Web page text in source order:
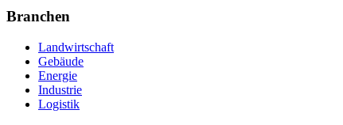
Branchen
Landwirtschaft
Gebäude
Energie
Industrie
Logistik